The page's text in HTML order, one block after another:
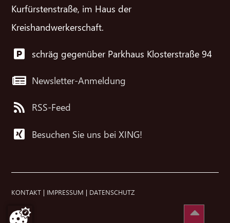
Kurfürstenstraße, im Haus der
Kreishandwerkerschaft.
schräg gegenüber Parkhaus Klosterstraße 94
Newsletter-Anmeldung
RSS-Feed
Besuchen Sie uns bei XING!
KONTAKT | IMPRESSUM | DATENSCHUTZ